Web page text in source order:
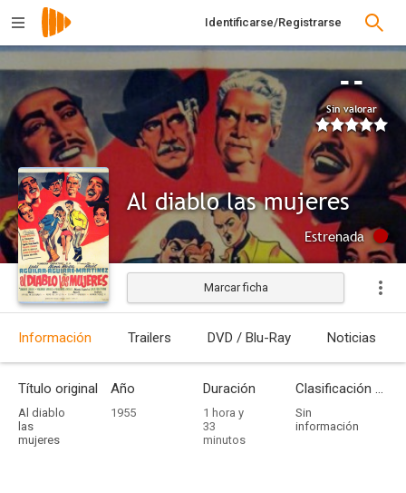
Identificarse/Registrarse
--
Sin valorar
Al diablo las mujeres
Estrenada
Marcar ficha
Información Trailers DVD / Blu-Ray Noticias
Título original
Al diablo
las
mujeres
Año
1955
Duración
1 hora y
33
minutos
Clasificación por edades
Sin
información